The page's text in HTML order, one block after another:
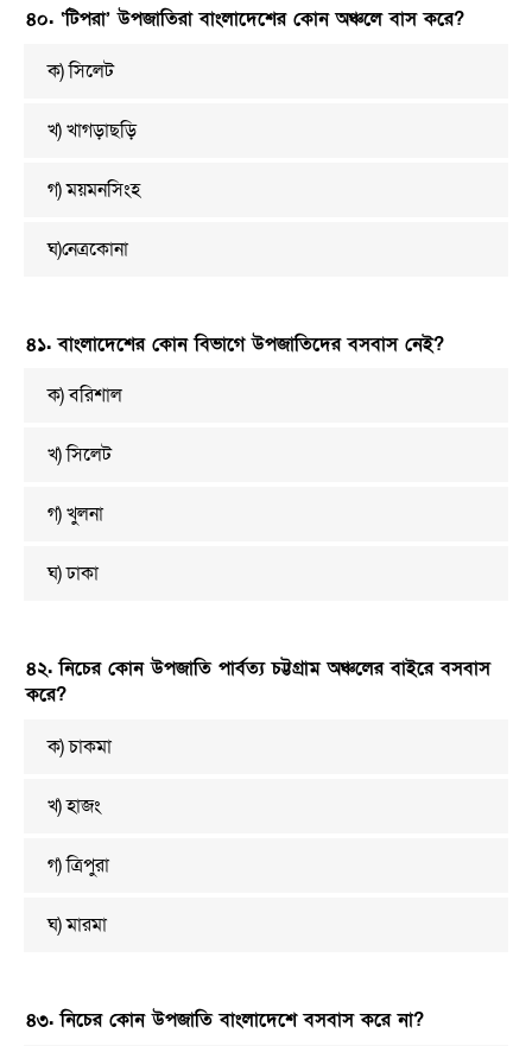
৪০. ‘টিপরা’ উপজাতিরা বাংলাদেশের কোন অঞ্চলে বাস করে?
ক) সিলেট
খ) খাগড়াছড়ি
গ) ময়মনসিংহ
ঘ)নেত্রকোনা
৪১. বাংলাদেশের কোন বিভাগে উপজাতিদের বসবাস নেই?
ক) বরিশাল
খ) সিলেট
গ) খুলনা
ঘ) ঢাকা
৪২. নিচের কোন উপজাতি পার্বত্য চট্টগ্রাম অঞ্চলের বাইরে বসবাস
করে?
ক) চাকমা
খ) হাজং
গ) ত্রিপুরা
ঘ) মারমা
৪৩. নিচের কোন উপজাতি বাংলাদেশে বসবাস করে না?